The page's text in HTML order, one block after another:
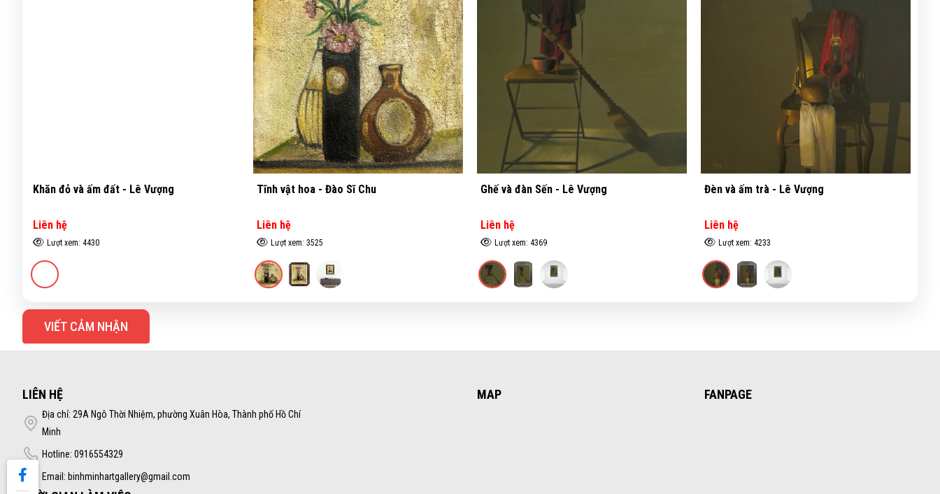
Khăn đỏ và ấm đất - Lê Vượng
Liên hệ
Lượt xem: 4430
Tĩnh vật hoa - Đào Sĩ Chu
Liên hệ
Lượt xem: 3525
Ghế và đàn Sến - Lê Vượng
Liên hệ
Lượt xem: 4369
Đèn và ấm trà - Lê Vượng
Liên hệ
Lượt xem: 4233
VIẾT CẢM NHẬN
LIÊN HỆ
Địa chỉ: 29A Ngô Thời Nhiệm, phường Xuân Hòa, Thành phố Hồ Chí
Minh
Hotline: 0916554329
Email: binhminhartgallery@gmail.com
MAP FANPAGE